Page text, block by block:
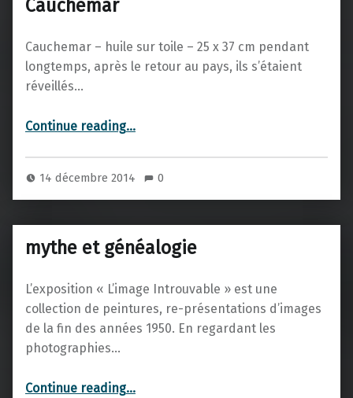
Cauchemar
Cauchemar – huile sur toile – 25 x 37 cm pendant
longtemps, après le retour au pays, ils s’étaient
réveillés…
Continue reading…
14 décembre 2014 0
mythe et généalogie
L’exposition « L’image Introuvable » est une
collection de peintures, re-présentations d’images
de la fin des années 1950. En regardant les
photographies…
Continue reading…